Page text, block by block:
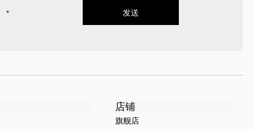
* 发送
店铺
旗舰店